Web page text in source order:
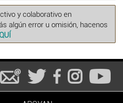
y colaborativo en
algún error u omisión, hacenos